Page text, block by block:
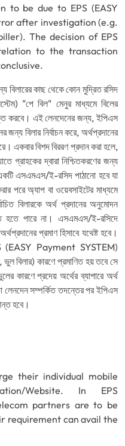
to be due to EPS (EASY
after investigation (e.g.
The decision of EPS
relation to the transaction
বিলারের কাছ থেকে কোন মুদ্রিত রসিদ
"পে বিল" মেনুর মাধ্যমে বিলের
করবে। এই লেনদেনের জন্য, ইপিএস
জন্য বিলার নির্বাচন করে, অর্থপ্রদানের
একবার বিশদ বিররণ প্রদান করা হলে,
গ্রাহকের দ্বারা নিশ্চিতকরণের জন্য
এসএমএস/ই-রসিদ পাঠানো হবে যা
পরে অ্যাপ বা ওয়েবসাইটের মাধ্যমে
বিলারকে অর্থ প্রদানের অনুমোদন
হতে পারে না। এসএমএস/ই-রসিদে
প্রমাণ হিসাবে যথেষ্ট হবে।
(EASY Payment SYSTEM)
বিলার) কারণে প্রমাণিত হয় তবে সে
কারণে প্রদেয় অর্থের ব্যাপারে অর্থ
লেনদেন সম্পর্কিত তদন্তের পর ইপিএস
হবে।
their individual mobile
Website. In EPS
partners are to be
requirement can avail the